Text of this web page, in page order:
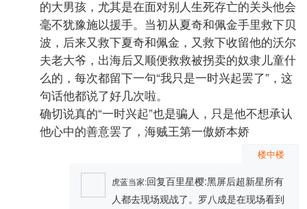
的大男孩，尤其是在面对别人生死存亡的关头他会
毫不犹豫施以援手。当初从夏奇和佩金手里救下贝
波，后来又救下夏奇和佩金，又救下收留他的沃尔
夫老大爷，出海后又顺便救救被拐卖的奴隶儿童什
么的，每次都留下一句“我只是一时兴起罢了”，这
句话他都说了好几次啦。
确切说真的“一时兴起”也是骗人，只是他不想承认
他心中的善意罢了，海贼王第一傲娇本娇
楼中楼
虎蓝当家:回复百里星樱:黑屏后超新星所有
人都去现场观战了。罗八成是在现场看到